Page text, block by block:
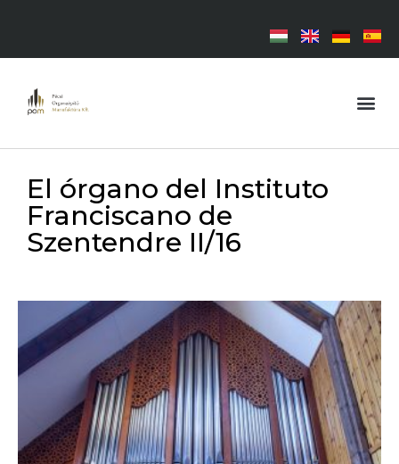
El órgano del Instituto
Franciscano de
Szentendre II/16